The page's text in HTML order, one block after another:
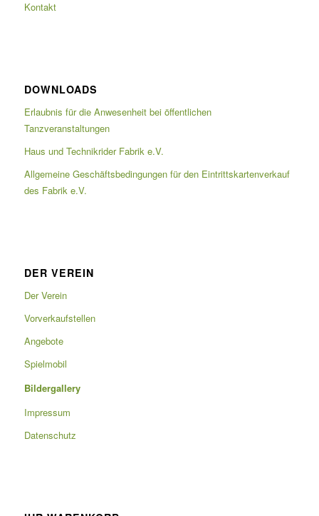
Kontakt
DOWNLOADS
Erlaubnis für die Anwesenheit bei öffentlichen
Tanzveranstaltungen
Haus und Technikrider Fabrik e.V.
Allgemeine Geschäftsbedingungen für den Eintrittskartenverkauf
des Fabrik e.V.
DER VEREIN
Der Verein
Vorverkaufstellen
Angebote
Spielmobil
Bildergallery
Impressum
Datenschutz